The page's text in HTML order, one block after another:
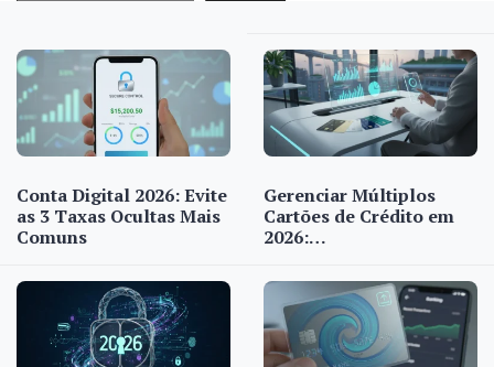
Conta Digital 2026: Evite
as 3 Taxas Ocultas Mais
Comuns
Gerenciar Múltiplos
Cartões de Crédito em
2026:…